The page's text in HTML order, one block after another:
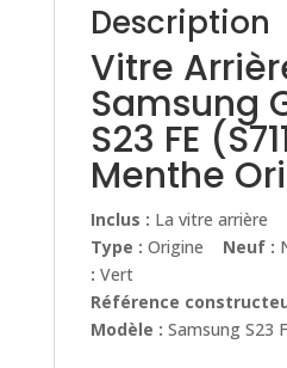
Description
Vitre
Samsung
S23 FE
Menthe
Inclus : La vitre arrière
Type : Origine Neuf :
: Vert
Référence
Modèle : Samsung S23